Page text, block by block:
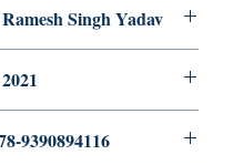
Author : Ramesh Singh Yadav
9390894116